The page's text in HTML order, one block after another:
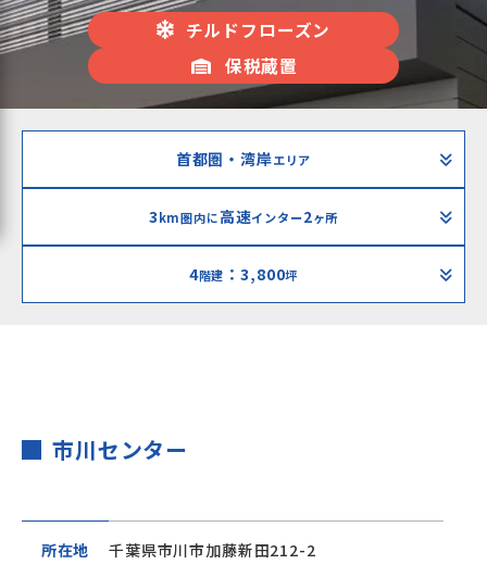
チルドフローズン
保税蔵置
首都圏・湾岸エリア
3km圏内に高速インター2ヶ所
4階建 ：3,800坪
市川センター
所在地 千葉県市川市加藤新田212-2